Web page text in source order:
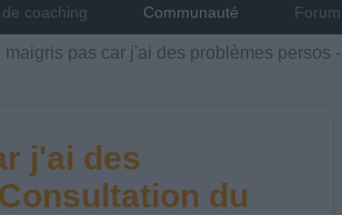
coaching Communauté Forum
maigris pas car j'ai des problèmes persos
j'ai des
du